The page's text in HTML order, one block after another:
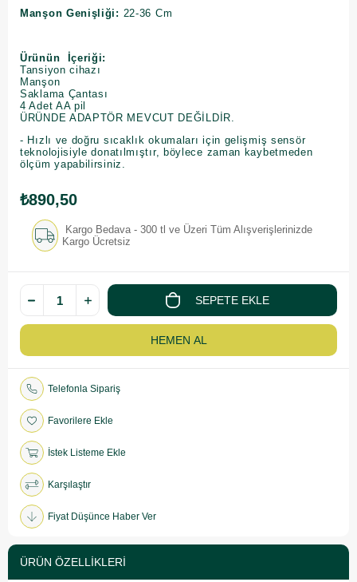
Manşon Genişliği: 22-36 Cm
Ürünün İçeriği:
Tansiyon cihazı
Manşon
Saklama Çantası
4 Adet AA pil
ÜRÜNDE ADAPTÖR MEVCUT DEĞİLDİR.
- Hızlı ve doğru sıcaklık okumaları için gelişmiş sensör
teknolojisiyle donatılmıştır, böylece zaman kaybetmeden
ölçüm yapabilirsiniz.
₺890,50
Kargo Bedava - 300 tl ve Üzeri Tüm Alışverişlerinizde
Kargo Ücretsiz
Telefonla Sipariş
Favorilere Ekle
İstek Listeme Ekle
Karşılaştır
Fiyat Düşünce Haber Ver
ÜRÜN ÖZELLIKLERI